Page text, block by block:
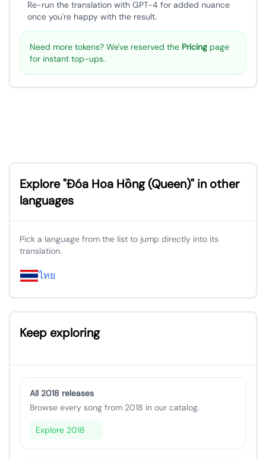
Re-run the translation with GPT-4 for added nuance
once you're happy with the result.
Need more tokens? We've reserved the Pricing page
for instant top-ups.
Explore "Đóa Hoa Hồng (Queen)" in other
languages
Pick a language from the list to jump directly into its
translation.
ไทย
Keep exploring
All 2018 releases
Browse every song from 2018 in our catalog.
Explore 2018